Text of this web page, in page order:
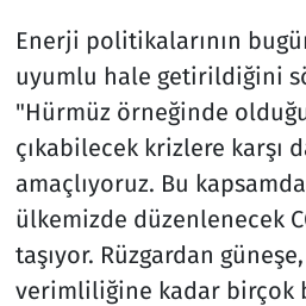
Enerji politikalarının
uyumlu hale getirildiğini
"Hürmüz örneğinde
çıkabilecek krizlere karşı
amaçlıyoruz. Bu
ülkemizde düzenlenecek
taşıyor. Rüzgardan
verimliliğine kadar birçok